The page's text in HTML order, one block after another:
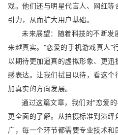
戏。他们还与明星代言人、网红
引力，从而扩大用户基础。
未来展望：随着科技的不断
来越真实。“恋爱的手机游戏真人”
以期待更加逼真的虚拟形象、更
感表达。让我们拭目以待，看这
加真实的方向发展。
通过这篇文章，我们对“恋爱
更全面的了解。从拍摄标准到演
广，每一个环节都需要专业技术